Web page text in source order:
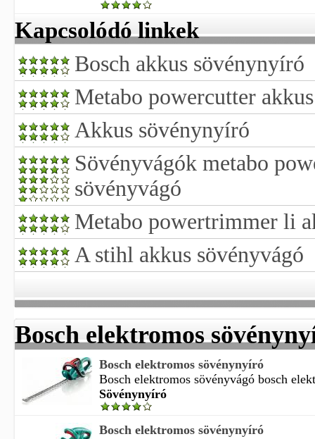
Kapcsolódó linkek
Bosch akkus sövénynyíró
Metabo powercutter
Akkus sövénynyíró
Sövényvágók metabo
sövényvágó
Metabo powertrimmer li
A stihl akkus sövényvágó
Bosch elektromos
Bosch elektromos sövénynyíró
Bosch elektromos sövényvágó bosch
Sövénynyíró
Bosch elektromos sövénynyíró